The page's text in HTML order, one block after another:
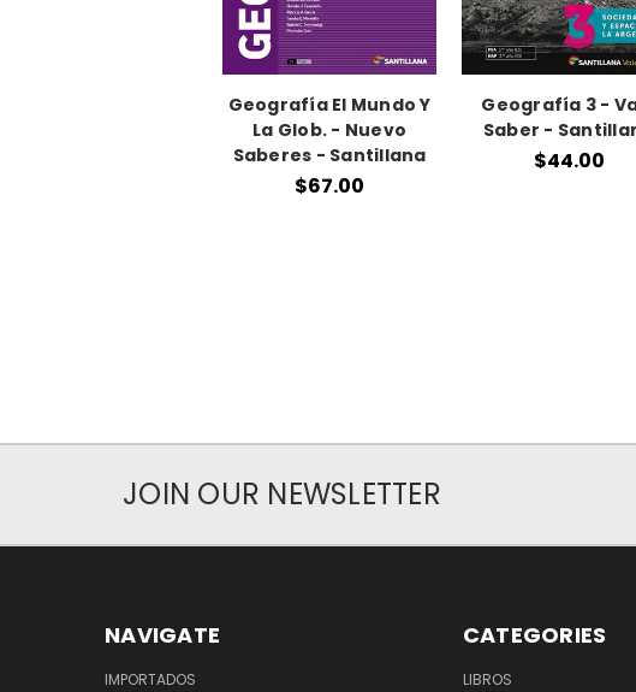
Geografía El Mundo Y
La Glob. - Nuevo
Saberes - Santillana
$67.00
Geografía 3 -
Saber -
$44.00
JOIN OUR NEWSLETTER
NAVIGATE
IMPORTADOS
CATEGORIES
LIBROS